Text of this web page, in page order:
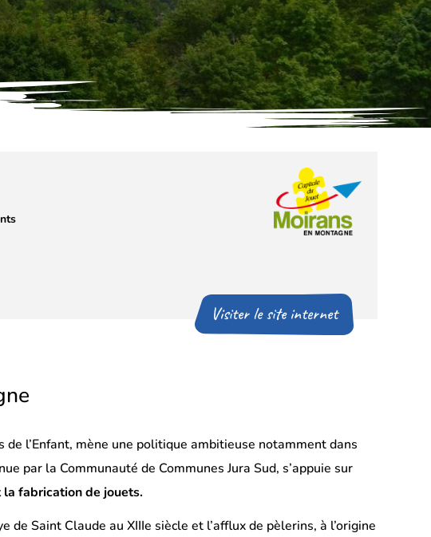
Visiter le site internet
l’Enfant, mène une politique ambitieuse notamment dans
par la Communauté de Communes Jura Sud, s’appuie sur
fabrication de jouets.
Saint Claude au XIIIe siècle et l’afflux de pèlerins, à l’origine